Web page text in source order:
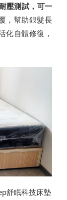
壓測試，可一
，幫助銀髮長
化自體修復，
舒眠科技床墊